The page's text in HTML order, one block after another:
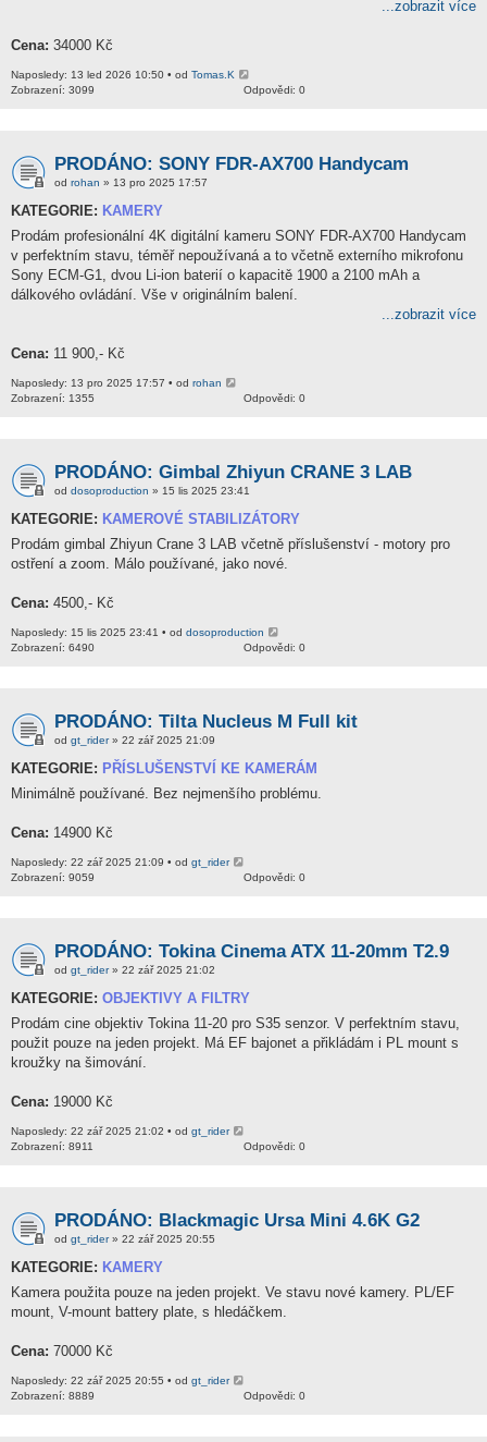
...zobrazit více
Cena: 34000 Kč
Naposledy: 13 led 2026 10:50 • od Tomas.K
Odpovědi: 0
Zobrazení: 3099
PRODÁNO: SONY FDR-AX700 Handycam
od rohan » 13 pro 2025 17:57
KATEGORIE: KAMERY
Prodám profesionální 4K digitální kameru SONY FDR-AX700 Handycam
v perfektním stavu, téměř nepoužívaná a to včetně externího mikrofonu
Sony ECM-G1, dvou Li-ion baterií o kapacitě 1900 a 2100 mAh a
dálkového ovládání. Vše v originálním balení.
...zobrazit více
Cena: 11 900,- Kč
Naposledy: 13 pro 2025 17:57 • od rohan
Odpovědi: 0
Zobrazení: 1355
PRODÁNO: Gimbal Zhiyun CRANE 3 LAB
od dosoproduction » 15 lis 2025 23:41
KATEGORIE: KAMEROVÉ STABILIZÁTORY
Prodám gimbal Zhiyun Crane 3 LAB včetně příslušenství - motory pro
ostření a zoom. Málo používané, jako nové.
Cena: 4500,- Kč
Naposledy: 15 lis 2025 23:41 • od dosoproduction
Odpovědi: 0
Zobrazení: 6490
PRODÁNO: Tilta Nucleus M Full kit
od gt_rider» 22 zář 2025 21:09
KATEGORIE: PŘÍSLUŠENSTVÍ KE KAMERÁM
Minimálně používané. Bez nejmenšího problému.
Cena: 14900 Kč
Naposledy: 22 zář 2025 21:09 • od gt_rider
Odpovědi: 0
Zobrazení: 9059
PRODÁNO: Tokina Cinema ATX 11-20mm T2.9
od gt_rider» 22 zář 2025 21:02
KATEGORIE: OBJEKTIVY A FILTRY
Prodám cine objektiv Tokina 11-20 pro S35 senzor. V perfektním stavu,
použit pouze na jeden projekt. Má EF bajonet a přikládám i PL mount s
kroužky na šimování.
Cena: 19000 Kč
Naposledy: 22 zář 2025 21:02 • od gt_rider
Odpovědi: 0
Zobrazení: 8911
PRODÁNO: Blackmagic Ursa Mini 4.6K G2
od gt_rider» 22 zář 2025 20:55
KATEGORIE: KAMERY
Kamera použita pouze na jeden projekt. Ve stavu nové kamery. PL/EF
mount, V-mount battery plate, s hledáčkem.
Cena: 70000 Kč
Naposledy: 22 zář 2025 20:55 • od gt_rider
Odpovědi: 0
Zobrazení: 8889